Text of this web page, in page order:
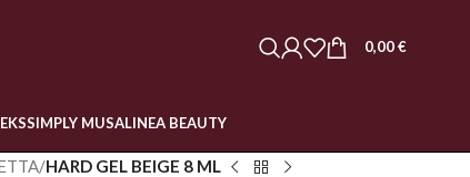
0,00€
SIMPLY MUSALINEA BEAUTY
/HARD GEL BEIGE 8 ML